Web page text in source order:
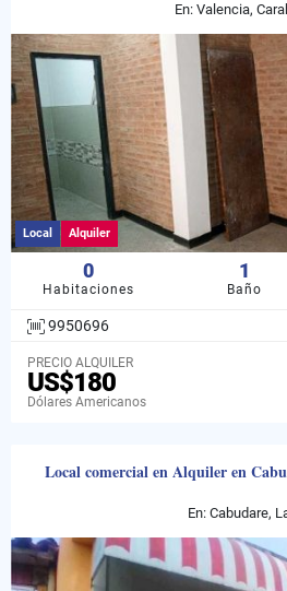
En: Valencia,
Local Alquiler
0
Habitaciones
1
Baño
9950696
PRECIO ALQUILER
US$180
Dólares Americanos
Local comercial en Alquiler en
En: Cabudare,